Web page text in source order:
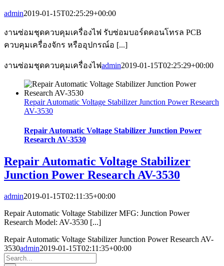
admin2019-01-15T02:25:29+00:00
งานซ่อมชุดควบคุมเครื่องไฟ รับซ่อมบอร์ดคอนโทรล PCB
ควบคุมเครื่องจักร หรืออุปกรณ์อ [...]
งานซ่อมชุดควบคุมเครื่องไฟadmin2019-01-15T02:25:29+00:00
Repair Automatic Voltage Stabilizer Junction Power Research
AV-3530
Repair Automatic Voltage Stabilizer Junction Power
Research AV-3530
Repair Automatic Voltage Stabilizer
Junction Power Research AV-3530
admin2019-01-15T02:11:35+00:00
Repair Automatic Voltage Stabilizer MFG: Junction Power
Research Model: AV-3530 [...]
Repair Automatic Voltage Stabilizer Junction Power Research AV-
3530admin2019-01-15T02:11:35+00:00
Search